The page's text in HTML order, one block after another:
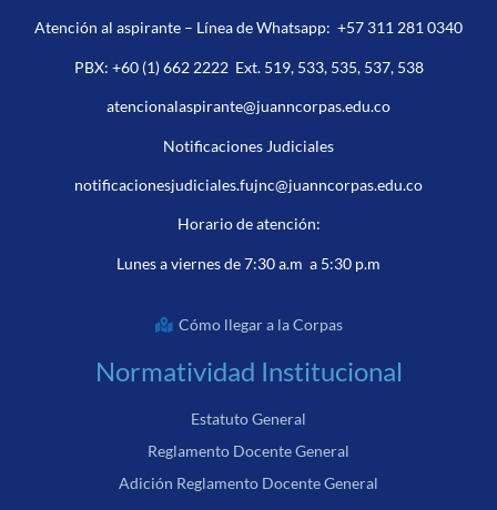
Atención al aspirante – Línea de Whatsapp: +57 311 281 0340
PBX: +60 (1) 662 2222Ext. 519, 533, 535, 537, 538
atencionalaspirante@juanncorpas.edu.co
Notificaciones Judiciales
notificacionesjudiciales.fujnc@juanncorpas.edu.co
Horario de atención:
Lunes a viernes de 7:30 a.m a 5:30 p.m
Cómo llegar a la Corpas
Normatividad Institucional
Estatuto General
Reglamento Docente General
Adición Reglamento Docente General